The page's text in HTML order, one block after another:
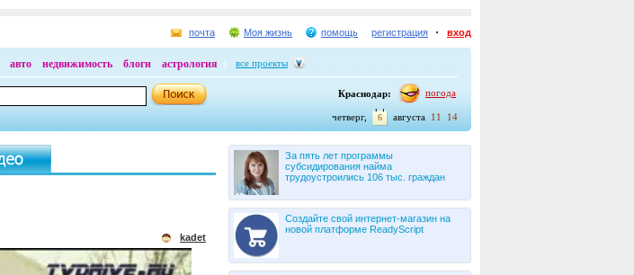
почта Моя жизнь помощь регистрация вход
авто недвижимость блоги астрология все проекты
Краснодар: погода
11 14
августа
6
четверг,
За пять лет программы
субсидирования найма
трудоустроились 106 тыс. граждан
Создайте свой интернет-магазин на
новой платформе ReadyScript
kadet